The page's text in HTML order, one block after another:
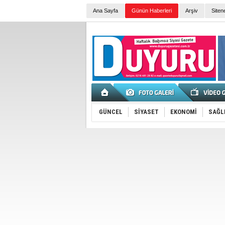
Ana Sayfa Günün Haberleri Arşiv
GÜNCEL SİYASET EKONOMİ